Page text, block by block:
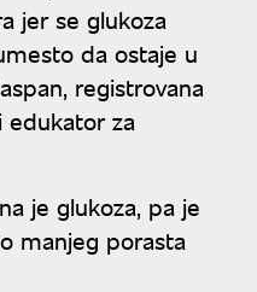
jer se glukoza
da ostaje u
registrovana
edukator za
je glukoza, pa je
manjeg porasta